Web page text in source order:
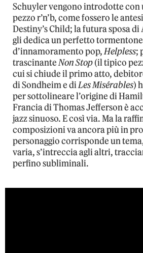
Schuyler vengono introdotte con
pezzo r’n’b, come fossero le
Destiny’s Child; la futura sposa
gli dedica un perfetto tormentone
d’innamoramento pop,Helpless;
trascinanteNon Stop(il tipico
cui si chiude il primo atto,
di Sondheim e diLes Misérables)
per sottolineare l’origine di
Francia di Thomas Jefferson è
jazz sinuoso. E così via. Ma la
composizioni va ancora più in
personaggio corrisponde un
varia, s’intreccia agli altri,
perfino subliminali.